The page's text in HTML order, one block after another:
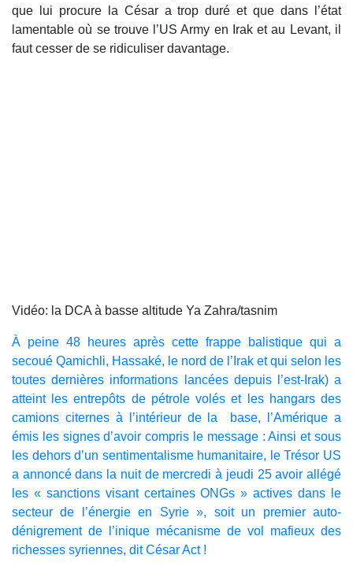
que lui procure la César a trop duré et que dans l’état
lamentable où se trouve l’US Army en Irak et au Levant, il
faut cesser de se ridiculiser davantage.
Vidéo: la DCA à basse altitude Ya Zahra/tasnim
À peine 48 heures après cette frappe balistique qui a
secoué Qamichli, Hassaké, le nord de l’Irak et qui selon les
toutes dernières informations lancées depuis l’est-Irak) a
atteint les entrepôts de pétrole volés et les hangars des
camions citernes à l’intérieur de la base, l’Amérique a
émis les signes d’avoir compris le message : Ainsi et sous
les dehors d’un sentimentalisme humanitaire, le Trésor US
a annoncé dans la nuit de mercredi à jeudi 25 avoir allégé
les « sanctions visant certaines ONGs » actives dans le
secteur de l’énergie en Syrie », soit un premier auto-
dénigrement de l’inique mécanisme de vol mafieux des
richesses syriennes, dit César Act !